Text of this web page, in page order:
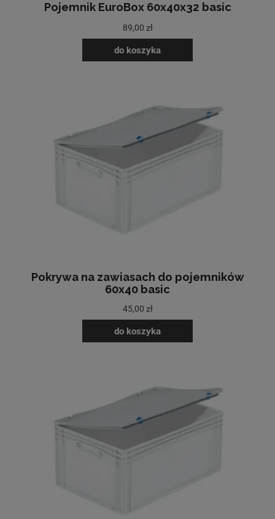
Pojemnik EuroBox 60x40x32 basic
89,00 zł
do koszyka
Pokrywa na zawiasach do pojemników
60x40 basic
45,00 zł
do koszyka